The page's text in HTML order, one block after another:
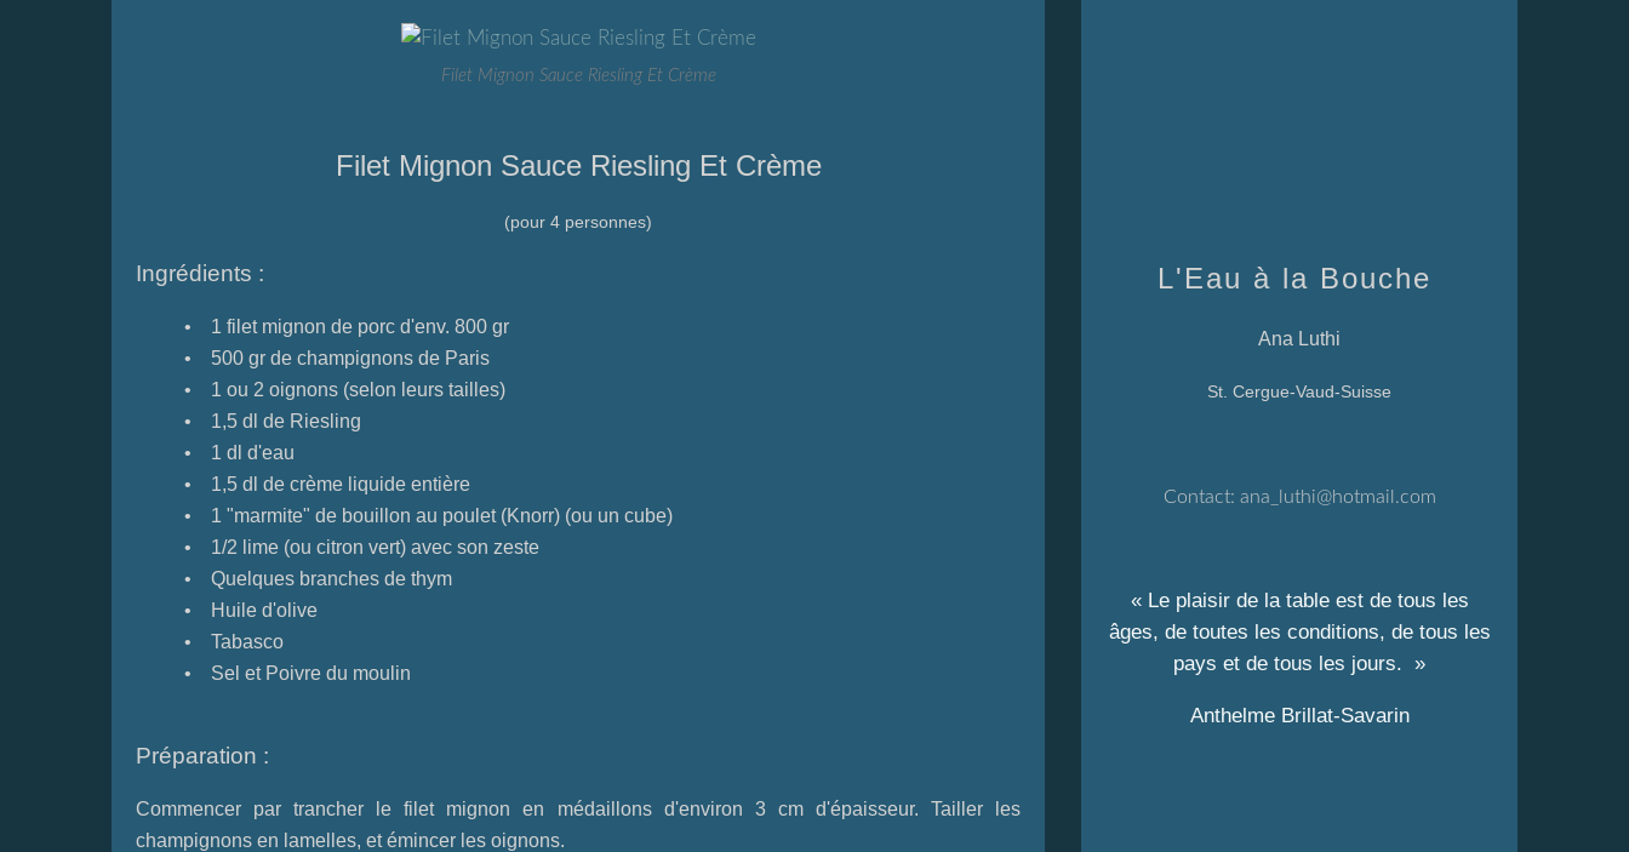
Filet Mignon Sauce Riesling Et Crème
Filet Mignon Sauce Riesling Et Crème
(pour 4 personnes)
Ingrédients :
• 1 filet mignon de porc d'env. 800 gr
• 500 gr de champignons de Paris
• 1 ou 2 oignons (selon leurs tailles)
• 1,5 dl de Riesling
• 1 dl d'eau
• 1,5 dl de crème liquide entière
• 1 "marmite" de bouillon au poulet (Knorr) (ou un cube)
• 1/2 lime (ou citron vert) avec son zeste
• Quelques branches de thym
• Huile d'olive
• Tabasco
• Sel et Poivre du moulin
Préparation :
Commencer par trancher le filet mignon en médaillons d'environ 3 cm d'épaisseur. Tailler les
champignons en lamelles, et émincer les oignons.
L'Eau à la Bouche
Ana Luthi
St. Cergue-Vaud-Suisse
Contact: ana_luthi@hotmail.com
« Le plaisir de la table est de tous les
âges, de toutes les conditions, de tous les
pays et de tous les jours. »
Anthelme Brillat-Savarin